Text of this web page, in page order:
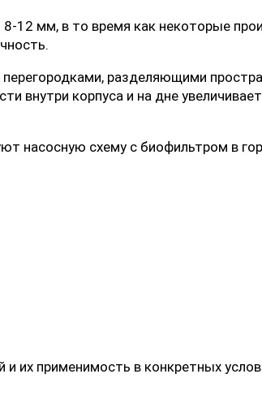
12 мм, в то время как некоторые
разделяющими
внутри корпуса и на дне
насосную схему с биофильтром в
их применимость в конкретных